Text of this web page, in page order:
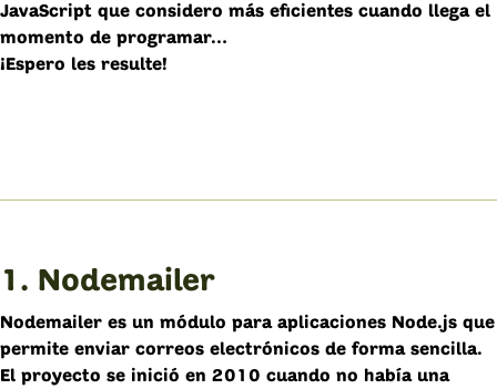
JavaScript que considero más eficientes cuando llega el
momento de programar…
¡Espero les resulte!
1. Nodemailer
Nodemailer es un módulo para aplicaciones Node.js que
permite enviar correos electrónicos de forma sencilla.
El proyecto se inició en 2010 cuando no había una